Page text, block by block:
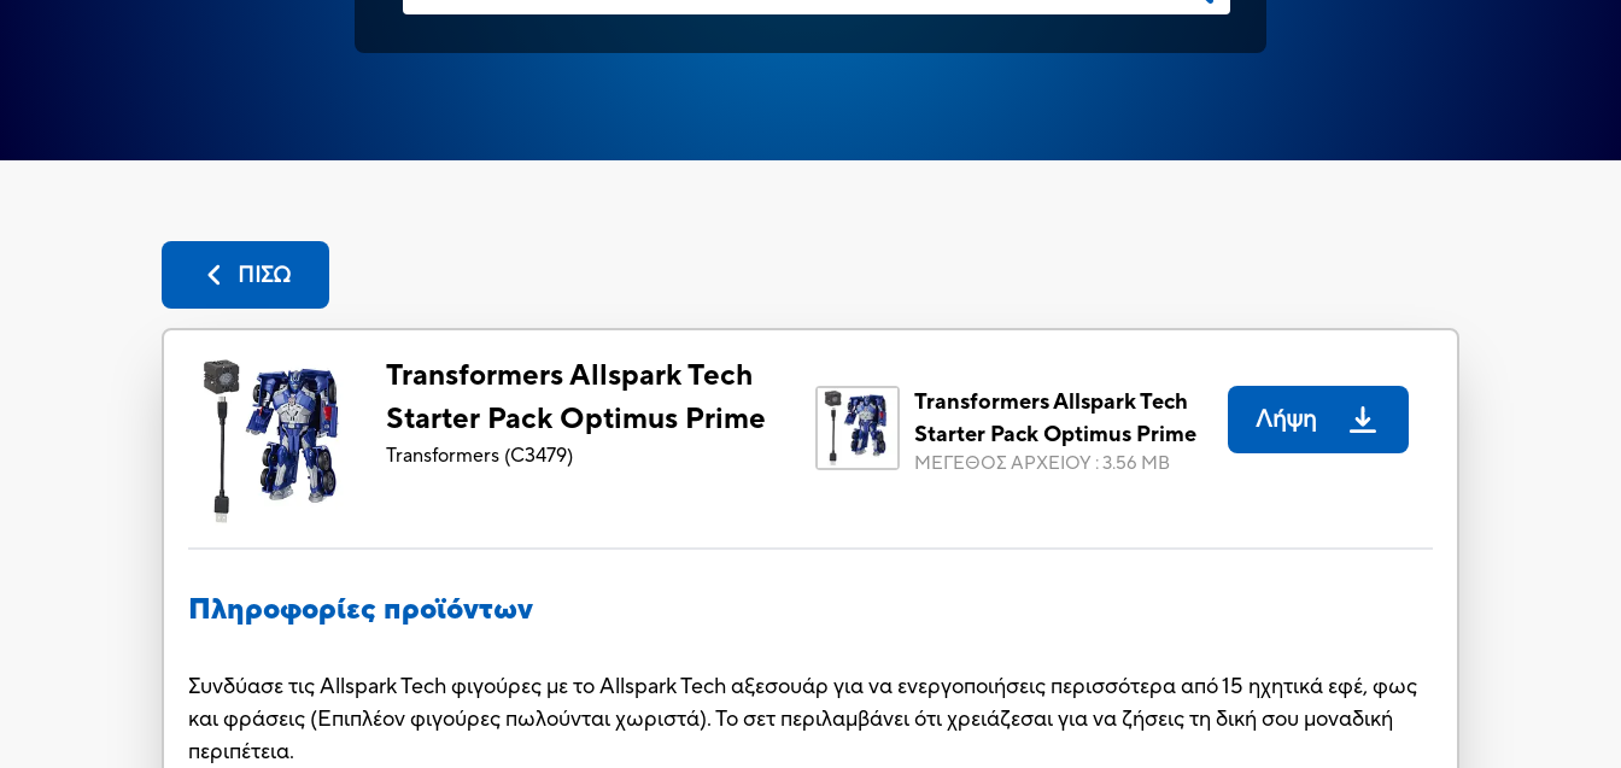
ΠΙΣΩ
Transformers Allspark Tech
Starter Pack Optimus Prime
Transformers (C3479)
Transformers Allspark Tech
Starter Pack Optimus Prime
ΜΕΓΕΘΟΣ ΑΡΧΕΙΟΥ :3.56 MB
Λήψη
Πληροφορίες προϊόντων
Συνδύασε τις Allspark Tech φιγούρες με το Allspark Tech αξεσουάρ για να ενεργοποιήσεις περισσότερα από 15 ηχητικά εφέ, φως
και φράσεις (Επιπλέον φιγούρες πωλούνται χωριστά). Το σετ περιλαμβάνει ότι χρειάζεσαι για να ζήσεις τη δική σου μοναδική
περιπέτεια.